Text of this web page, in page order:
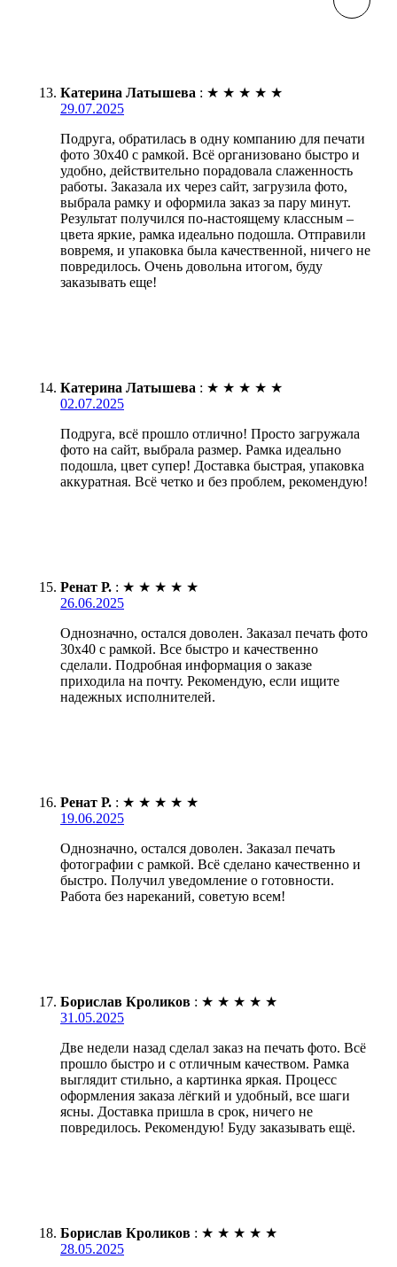
Катерина Латышева : ★ ★ ★ ★ ★
29.07.2025
Подруга, обратилась в одну компанию для печати
фото 30х40 с рамкой. Всё организовано быстро и
удобно, действительно порадовала слаженность
работы. Заказала их через сайт, загрузила фото,
выбрала рамку и оформила заказ за пару минут.
Результат получился по-настоящему классным –
цвета яркие, рамка идеально подошла. Отправили
вовремя, и упаковка была качественной, ничего не
повредилось. Очень довольна итогом, буду
заказывать еще!
Катерина Латышева : ★ ★ ★ ★ ★
02.07.2025
Подруга, всё прошло отлично! Просто загружала
фото на сайт, выбрала размер. Рамка идеально
подошла, цвет супер! Доставка быстрая, упаковка
аккуратная. Всё четко и без проблем, рекомендую!
Ренат Р. : ★ ★ ★ ★ ★
26.06.2025
Однозначно, остался доволен. Заказал печать фото
30х40 с рамкой. Все быстро и качественно
сделали. Подробная информация о заказе
приходила на почту. Рекомендую, если ищите
надежных исполнителей.
Ренат Р. : ★ ★ ★ ★ ★
19.06.2025
Однозначно, остался доволен. Заказал печать
фотографии с рамкой. Всё сделано качественно и
быстро. Получил уведомление о готовности.
Работа без нареканий, советую всем!
Борислав Кроликов : ★ ★ ★ ★ ★
31.05.2025
Две недели назад сделал заказ на печать фото. Всё
прошло быстро и с отличным качеством. Рамка
выглядит стильно, а картинка яркая. Процесс
оформления заказа лёгкий и удобный, все шаги
ясны. Доставка пришла в срок, ничего не
повредилось. Рекомендую! Буду заказывать ещё.
Борислав Кроликов : ★ ★ ★ ★ ★
28.05.2025